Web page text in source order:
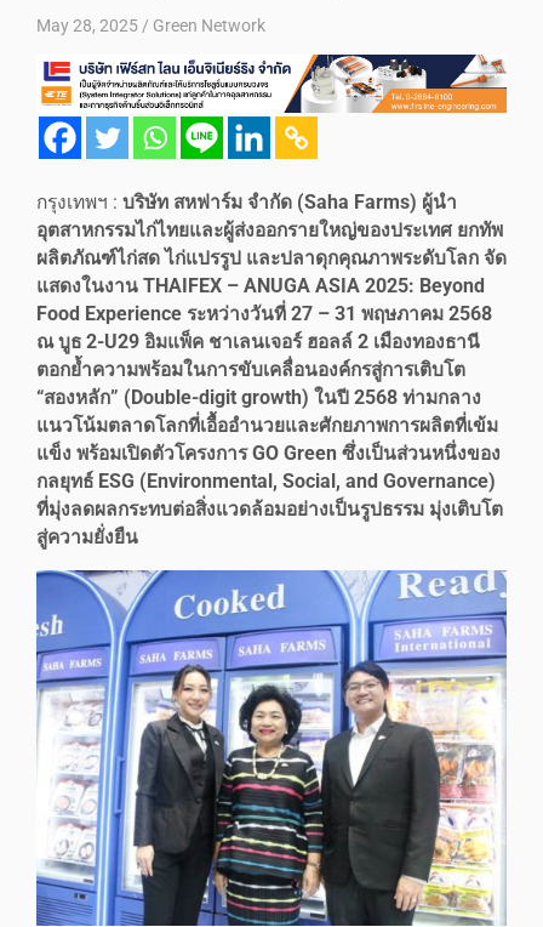
May 28, 2025 Green Network
กรุงเทพฯ : บริษัท สหฟาร์ม จำกัด (Saha Farms) ผู้นำ
อุตสาหกรรมไก่ไทยและผู้ส่งออกรายใหญ่ของประเทศ ยกทัพ
ผลิตภัณฑ์ไก่สด ไก่แปรรูป และปลาดุกคุณภาพระดับโลก จัด
แสดงในงาน THAIFEX – ANUGA ASIA 2025: Beyond
Food Experience ระหว่างวันที่ 27 – 31 พฤษภาคม 2568
ณ บูธ 2-U29 อิมแพ็ค ชาเลนเจอร์ ฮอลล์ 2 เมืองทองธานี
ตอกย้ำความพร้อมในการขับเคลื่อนองค์กรสู่การเติบโต
“สองหลัก” (Double-digit growth) ในปี 2568 ท่ามกลาง
แนวโน้มตลาดโลกที่เอื้ออำนวยและศักยภาพการผลิตที่เข้ม
แข็ง พร้อมเปิดตัวโครงการ GO Green ซึ่งเป็นส่วนหนึ่งของ
กลยุทธ์ ESG (Environmental, Social, and Governance)
ที่มุ่งลดผลกระทบต่อสิ่งแวดล้อมอย่างเป็นรูปธรรม มุ่งเติบโต
สู่ความยั่งยืน